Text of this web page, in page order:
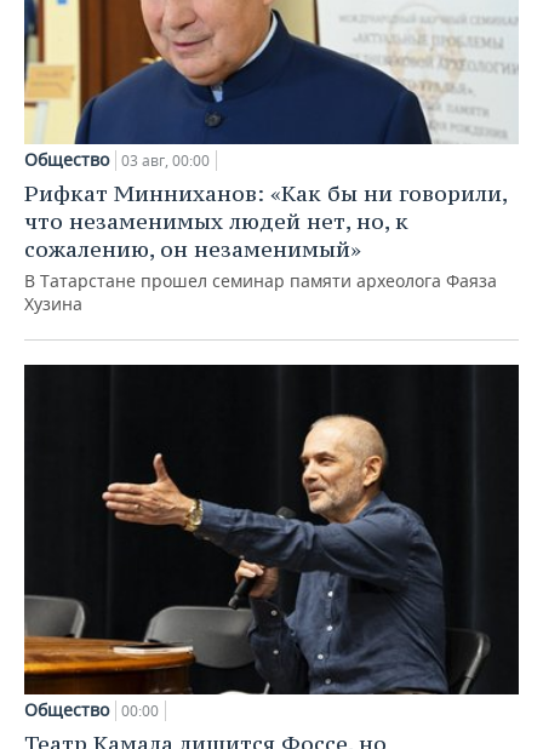
Общество 03 авг, 00:00
Рифкат Минниханов: «Как бы ни говорили,
что незаменимых людей нет, но, к
сожалению, он незаменимый»
В Татарстане прошел семинар памяти археолога Фаяза
Хузина
Общество 00:00
Театр Камала лишится Фоссе, но